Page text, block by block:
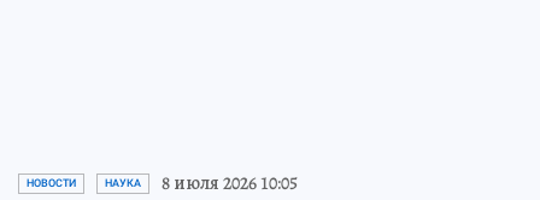
НОВОСТИ НАУКА 8 июля 2026 10:05